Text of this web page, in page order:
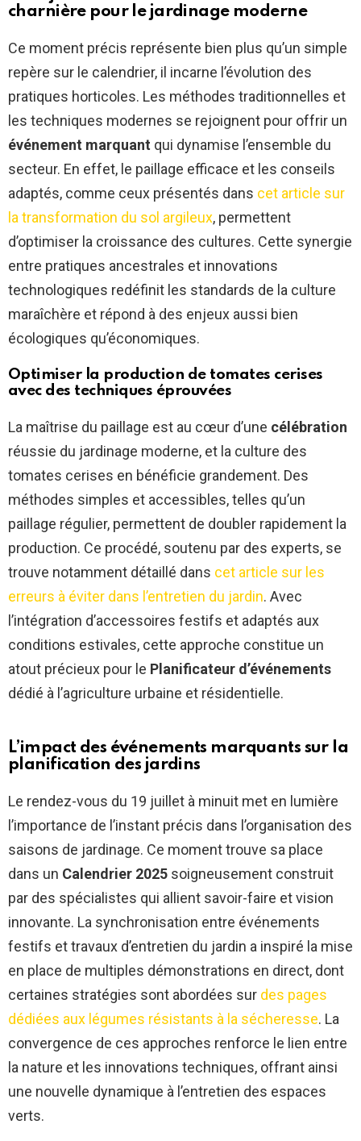
charnière pour le jardinage moderne
Ce moment précis représente bien plus qu’un simple
repère sur le calendrier, il incarne l’évolution des
pratiques horticoles. Les méthodes traditionnelles et
les techniques modernes se rejoignent pour offrir un
événement marquant qui dynamise l’ensemble du
secteur. En effet, le paillage efficace et les conseils
adaptés, comme ceux présentés dans cet article sur
la transformation du sol argileux, permettent
d’optimiser la croissance des cultures. Cette synergie
entre pratiques ancestrales et innovations
technologiques redéfinit les standards de la culture
maraîchère et répond à des enjeux aussi bien
écologiques qu’économiques.
Optimiser la production de tomates cerises
avec des techniques éprouvées
La maîtrise du paillage est au cœur d’une célébration
réussie du jardinage moderne, et la culture des
tomates cerises en bénéficie grandement. Des
méthodes simples et accessibles, telles qu’un
paillage régulier, permettent de doubler rapidement la
production. Ce procédé, soutenu par des experts, se
trouve notamment détaillé dans cet article sur les
erreurs à éviter dans l’entretien du jardin. Avec
l’intégration d’accessoires festifs et adaptés aux
conditions estivales, cette approche constitue un
atout précieux pour le Planificateur d’événements
dédié à l’agriculture urbaine et résidentielle.
L’impact des événements marquants sur la
planification des jardins
Le rendez-vous du 19 juillet à minuit met en lumière
l’importance de l’instant précis dans l’organisation des
saisons de jardinage. Ce moment trouve sa place
dans un Calendrier 2025 soigneusement construit
par des spécialistes qui allient savoir-faire et vision
innovante. La synchronisation entre événements
festifs et travaux d’entretien du jardin a inspiré la mise
en place de multiples démonstrations en direct, dont
certaines stratégies sont abordées sur des pages
dédiées aux légumes résistants à la sécheresse. La
convergence de ces approches renforce le lien entre
la nature et les innovations techniques, offrant ainsi
une nouvelle dynamique à l’entretien des espaces
verts.